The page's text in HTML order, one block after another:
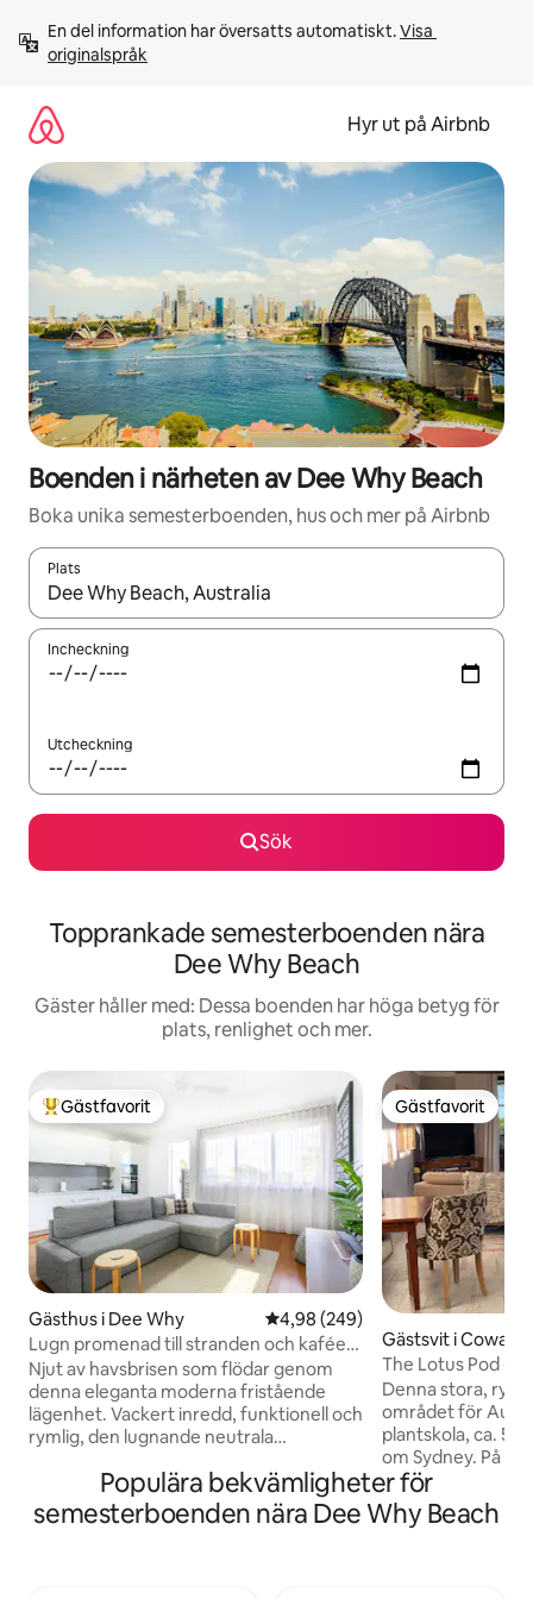
innehåll
En del information har översatts automatiskt. Visa
originalspråk
Hyr ut på Airbnb
Boenden i närheten av Dee Why Beach
Boka unika semesterboenden, hus och mer på Airbnb
Plats
När resultaten är tillgängliga kan du navigera med upp- och
Incheckning
Utcheckning
Sök
Topprankade semesterboenden nära
Dee Why Beach
Gäster håller med: Dessa boenden har höga betyg för
plats, renlighet och mer.
Populär gästfavorit
Gästfavorit
Gästhus i Dee Why 4,98 av 5 i genomsnittligt
4,98 (249)
Lugn promenad till stranden och kaféer
från en lägenhet som vetter mot norr
Njut av havsbrisen som flödar genom
denna eleganta moderna fristående
lägenhet. Vackert inredd, funktionell och
rymlig, den lugnande neutrala
atmosfär. Med egen parkering utanför
gatan, tvättstuga, takfläktar, fullt
utrustat kök, höghastighets Wi-Fi, Apple
Gästfavorit
Gästfavorit
Gästsvit i Cowan
The Lotus Pod -
utsikt
Denna stora,
området för
plantskola, ca. 50
om Sydney. På tröskeln till Hawkesbury
River och
Lotus Pod en
en romantisk tillflyktsort.
Populära bekvämligheter för
semesterboenden nära Dee Why Beach